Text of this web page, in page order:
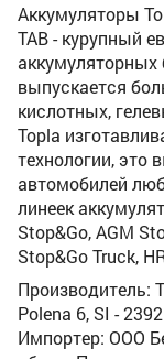
Аккумуляторы
TAB - курупный
аккумуляторных
выпускается
кислотных,
Topla
технологии, это
автомобилей
линеек
Stop&Go, AGM
Stop&Go Truck,
Производитель:
Polena 6, SI -
Импортер: ООО